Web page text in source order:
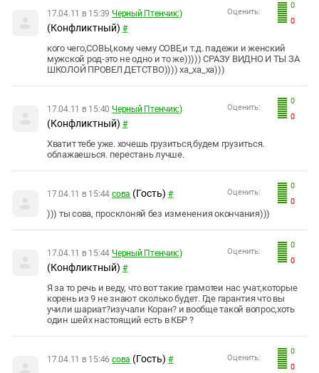
0
0
Оценить:
17.04.11 в 15:39 Черный Птенчик:)
(Конфликтный) #
кого чего,СОВЫ,кому чему СОВЕ,и т.д. падежи и женский
мужской род-это не одно и то же))))) СРАЗУ ВИДНО И ТЫ ЗА
ШКОЛОЙ ПРОВЕЛ ДЕТСТВО)))) ха_ха_ха)))
0
0
Оценить:
17.04.11 в 15:40 Черный Птенчик:)
(Конфликтный) #
Хватит тебе уже. хочешь грузиться,будем грузиться.
облажаешься. перестань лучше.
0
0
Оценить:
17.04.11 в 15:44 сова (Гость) #
))) ты сова, просклоняй без изменения окончания)))
0
0
Оценить:
17.04.11 в 15:44 Черный Птенчик:)
(Конфликтный) #
Я за то речь и веду, что вот такие грамотеи нас учат,которые
корень из 9 не знают сколько будет. Где гарантия что вы
учили шариат?изучали Коран? и вообще такой вопрос,хоть
один шейх настоящий есть в КБР ?
0
0
Оценить:
17.04.11 в 15:46 сова (Гость) #